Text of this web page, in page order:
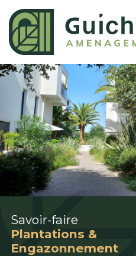
Savoir-faire
Plantations &
Engazonnement